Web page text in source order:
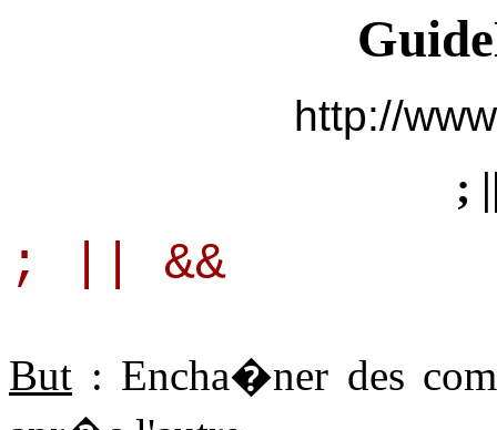
http://
;
; || &&
But : Encha�ner des